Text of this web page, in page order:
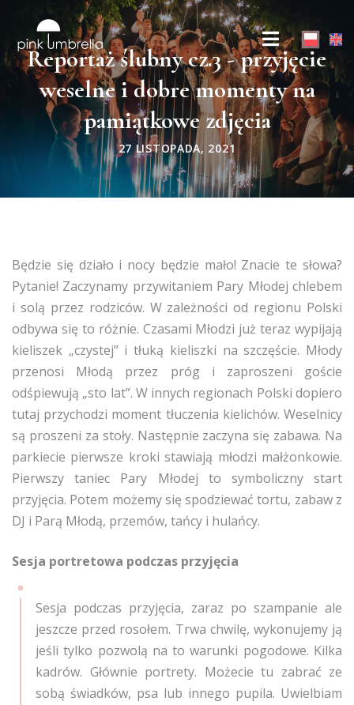
Reportaż ślubny cz.3 - przyjęcie
weselne i dobre momenty na
pamiątkowe zdjęcia
27 LISTOPADA, 2021
Będzie się działo i nocy będzie mało! Znacie te słowa?
Pytanie! Zaczynamy przywitaniem Pary Młodej chlebem
i solą przez rodziców. W zależności od regionu Polski
odbywa się to różnie. Czasami Młodzi już teraz wypijają
kieliszek „czystej” i tłuką kieliszki na szczęście. Młody
przenosi Młodą przez próg i zaproszeni goście
odśpiewują „sto lat”. W innych regionach Polski dopiero
tutaj przychodzi moment tłuczenia kielichów. Weselnicy
są proszeni za stoły. Następnie zaczyna się zabawa. Na
parkiecie pierwsze kroki stawiają młodzi małżonkowie.
Pierwszy taniec Pary Młodej to symboliczny start
przyjęcia. Potem możemy się spodziewać tortu, zabaw z
DJ i Parą Młodą, przemów, tańcy i hulańcy.
Sesja portretowa podczas przyjęcia
Sesja podczas przyjęcia, zaraz po szampanie ale
jeszcze przed rosołem. Trwa chwilę, wykonujemy ją
jeśli tylko pozwolą na to warunki pogodowe. Kilka
kadrów. Głównie portrety. Możecie tu zabrać ze
sobą świadków, psa lub innego pupila. Uwielbiam